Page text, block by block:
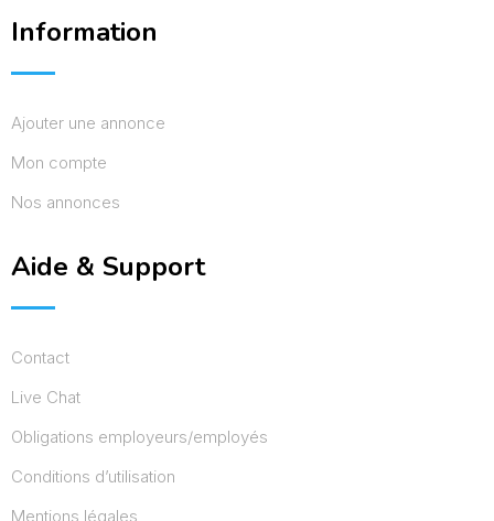
Information
Ajouter une annonce
Mon compte
Nos annonces
Aide & Support
Contact
Live Chat
Obligations employeurs/employés
Conditions d’utilisation
Mentions légales